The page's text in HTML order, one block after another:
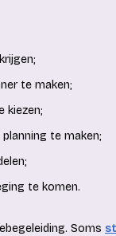
te maken;
kiezen;
te maken;
te komen.
Soms